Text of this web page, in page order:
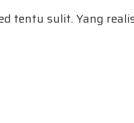
tentu sulit. Yang